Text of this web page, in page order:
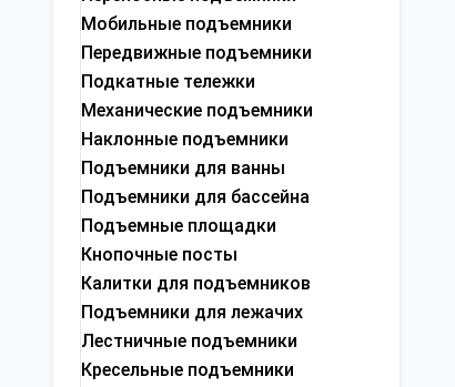
Мобильные подъемники
Передвижные подъемники
Подкатные тележки
Механические подъемники
Наклонные подъемники
Подъемники для ванны
Подъемники для бассейна
Подъемные площадки
Кнопочные посты
Калитки для подъемников
Подъемники для лежачих
Лестничные подъемники
Кресельные подъемники